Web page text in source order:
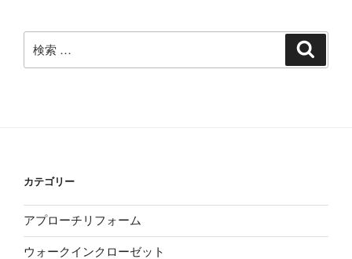
索:
カテゴリー
アプローチリフォーム
ウォークインクローゼット